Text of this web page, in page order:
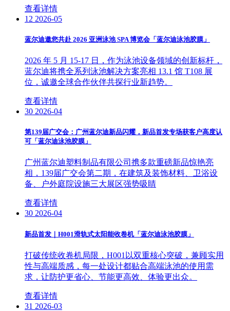
查看详情
12 2026-05
蓝尔迪邀您共赴 2026 亚洲泳池 SPA 博览会「蓝尔迪泳池胶膜」
2026 年 5 月 15-17 日，作为泳池设备领域的创新标杆，
蓝尔迪将携全系列泳池解决方案亮相 13.1 馆 T108 展
位，诚邀全球合作伙伴共探行业新趋势。
查看详情
30 2026-04
第139届广交会：广州蓝尔迪新品闪耀，新品首发专场获客户高度认
可「蓝尔迪泳池胶膜」
广州蓝尔迪塑料制品有限公司携多款重磅新品惊艳亮
相，139届广交会第二期，在建筑及装饰材料、卫浴设
备、户外庭院设施三大展区强势吸睛
查看详情
30 2026-04
新品首发｜H001滑轨式太阳能收卷机「蓝尔迪泳池胶膜」
打破传统收卷机局限，H001以双重核心突破，兼顾实用
性与高端质感，每一处设计都贴合高端泳池的使用需
求，让防护更省心、节能更高效、体验更出众。
查看详情
31 2026-03